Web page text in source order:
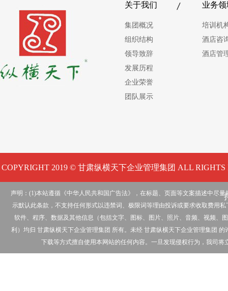
关于我们
集团概况
组织结构
领导致辞
发展历程
企业荣誉
团队展示
业务
培训机
酒店咨
酒店管
COPYRIGHT 2019 © 甘肃纵横天下企业管理集团 ALL RIGHTS
声明：(1)本站遵循《中华人民共和国广告法》，在标题、页面等文案描述中尽
示默认此条款，不支持任何形式以违禁词、极限词等理由投诉或要求收取费用
软件、程序、数据及其他信息（包括文字、图标、图片、照片、音频、视频、
利）均归 甘肃纵横天下企业管理集团 所有。未经 甘肃纵横天下企业管理集团
下载等方式擅自使用本网站的任何内容。一旦发现侵权行为，我司